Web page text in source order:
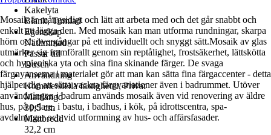
Kakelyta
Blank, Tumlad
Egenskap
Nätlimmad
Passar till
Dusch
Användning
Kommersiella fastigheter, Privat
Mattlängd
30,5 cm
Mattbredd
32,2 cm
Mosaik är mångsidigt och lätt att arbeta med och det går snabbt och
enkelt att lägga den. Med mosaik kan man utforma rundningar, skarpa
hörn och övergångar på ett individuellt och snyggt sätt.Mosaik av glas
utmärker sig framförallt genom sin reptålighet, frostsäkerhet, lättskötta
och hygieniska yta och sina fina skinande färger. De svaga
färgnyanserna i materialet gör att man kan sätta fina färgaccenter - detta
hjälper dig att sätta vackra färgvariationer även i badrummet. Utöver
användningen i badrum används mosaik även vid renovering av äldre
hus, på pelare, i bastu, i badhus, i kök, på idrottscentra, spa-
avdelningar och vid utformning av hus- och affärsfasader.